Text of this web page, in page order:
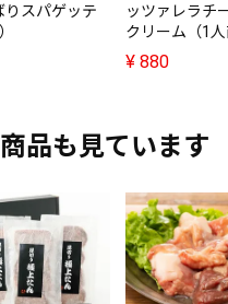
りスパゲッテ
ッツァレラチ
クリーム（1人
¥ 880
品も見ています